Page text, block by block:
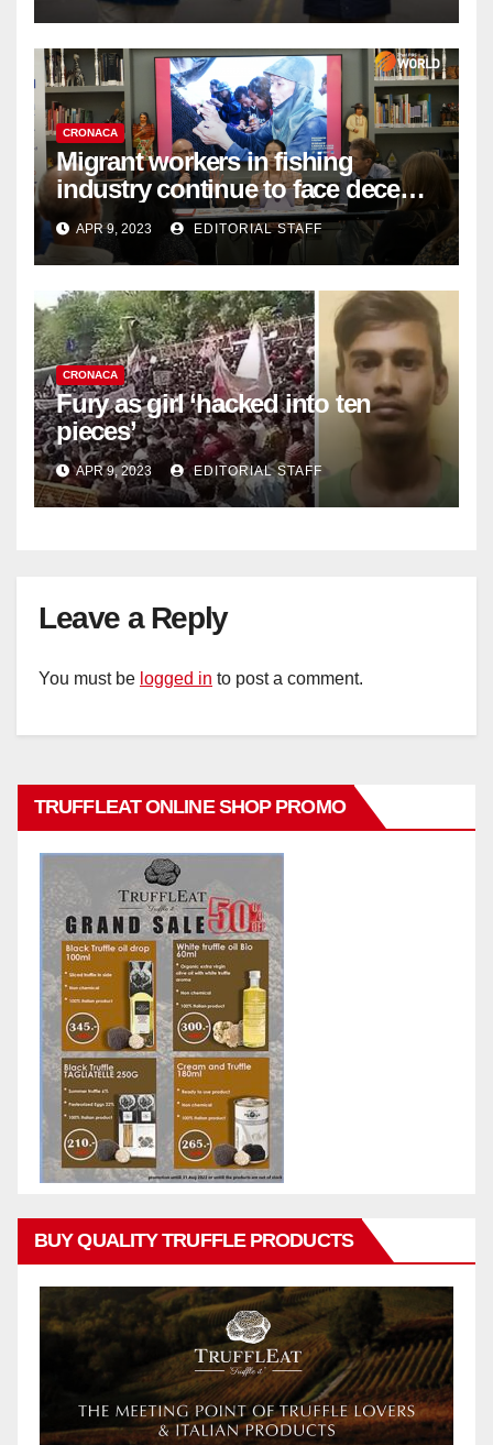
CRONACA
Migrant workers in fishing
industry continue to face decent
work deficit
APR 9, 2023 EDITORIAL STAFF
CRONACA
Fury as girl ‘hacked into ten
pieces’
APR 9, 2023 EDITORIAL STAFF
Leave a Reply
You must be logged in to post a comment.
TRUFFLEAT ONLINE SHOP PROMO
BUY QUALITY TRUFFLE PRODUCTS